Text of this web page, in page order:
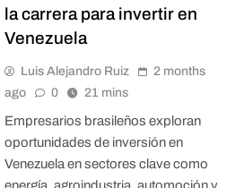
la carrera para invertir en
Venezuela
Luis Alejandro Ruiz
2 months
ago
0 21 mins
Empresarios brasileños exploran
oportunidades de inversión en
Venezuela en sectores clave como
energía, agroindustria, automoción y